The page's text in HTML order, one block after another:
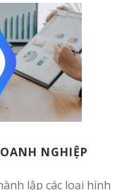
NGHIỆP
lập các loại hình